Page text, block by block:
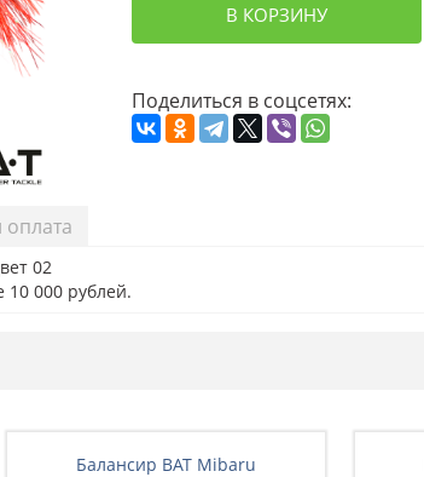
В КОРЗИНУ
Поделиться в соцсетях:
оплата
02
000 рублей.
Балансир BAT Mibaru